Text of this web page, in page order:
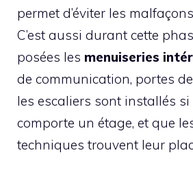
permet d’éviter les
C’est aussi durant cette
posées les menuiseries
de communication, portes
les escaliers sont installés
comporte un étage, et que
techniques trouvent leur